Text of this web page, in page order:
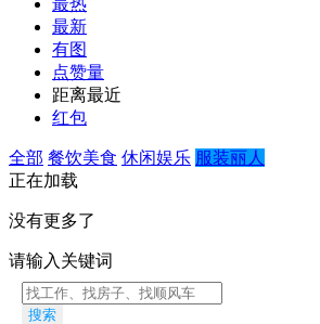
最热
最新
有图
点赞量
距离最近
红包
全部 餐饮美食 休闲娱乐 服装丽人
正在加载
没有更多了
请输入关键词
搜索